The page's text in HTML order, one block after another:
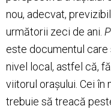
nou, adecvat,
următorii zeci de ani.
este documentul care
nivel local, astfel că,
viitorul orașului. Cei
trebuie să treacă